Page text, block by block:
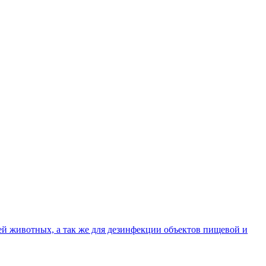
животных, а так же для дезинфекции объектов пищевой и